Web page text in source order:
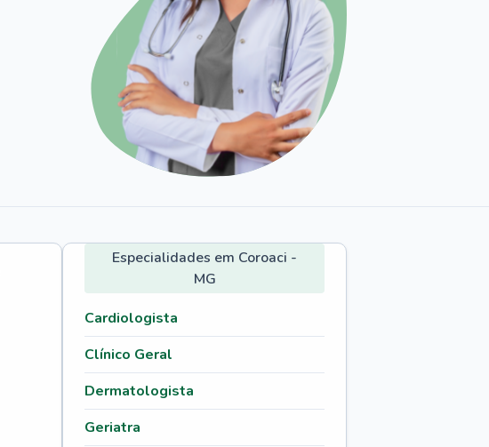
Especialidades em Coroaci -
MG
Cardiologista
Clínico Geral
Dermatologista
Geriatra